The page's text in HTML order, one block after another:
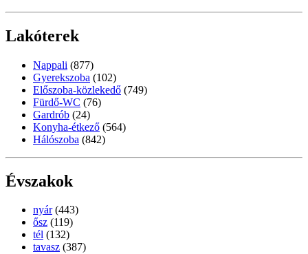
Lakóterek
Nappali (877)
Gyerekszoba (102)
Előszoba-közlekedő (749)
Fürdő-WC (76)
Gardrób (24)
Konyha-étkező (564)
Hálószoba (842)
Évszakok
nyár (443)
ősz (119)
tél (132)
tavasz (387)